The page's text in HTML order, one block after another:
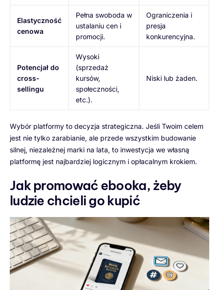
Elastyczność
cenowa
Pełna swoboda w
ustalaniu cen i
promocji.
Ograniczenia i
presja
konkurencyjna.
Potencjał do
cross-
sellingu
Wysoki
(sprzedaż
kursów,
społeczności,
etc.).
Niski lub żaden.
Wybór platformy to decyzja strategiczna. Jeśli Twoim celem
jest nie tylko zarabianie, ale przede wszystkim budowanie
silnej, niezależnej marki na lata, to inwestycja we własną
platformę jest najbardziej logicznym i opłacalnym krokiem.
Jak promować ebooka, żeby
ludzie chcieli go kupić